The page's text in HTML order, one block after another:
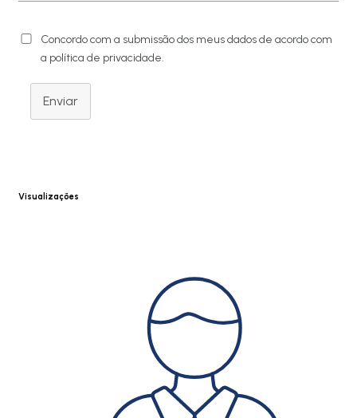
Concordo com a submissão dos meus dados de acordo com
a política de privacidade.
Enviar
Visualizações